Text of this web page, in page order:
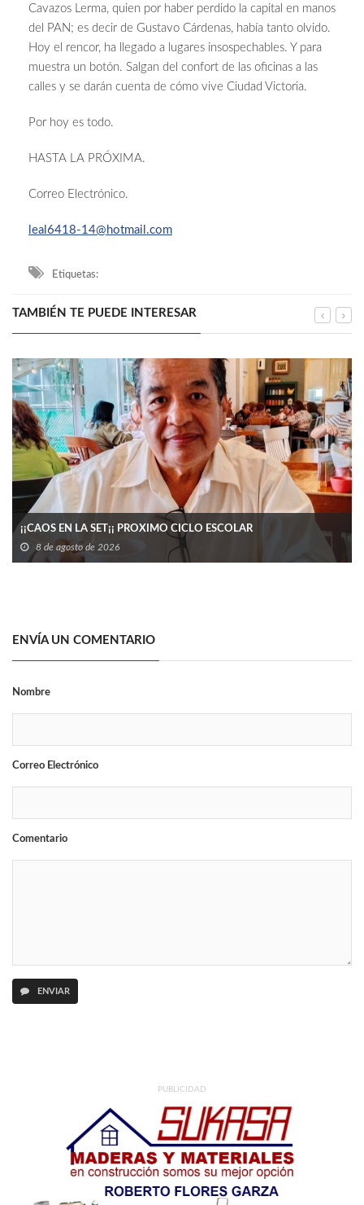
Cavazos Lerma, quien por haber perdido la capital en manos
del PAN; es decir de Gustavo Cárdenas, había tanto olvido.
Hoy el rencor, ha llegado a lugares insospechables. Y para
muestra un botón. Salgan del confort de las oficinas a las
calles y se darán cuenta de cómo vive Ciudad Victoria.
Por hoy es todo.
HASTA LA PRÓXIMA.
Correo Electrónico.
leal6418-14@hotmail.com
Etiquetas:
TAMBIÉN TE PUEDE INTERESAR
¡¡CAOS EN LA SET¡¡ PROXIMO CICLO ESCOLAR
8 de agosto de 2026
ENVÍA UN COMENTARIO
Nombre
Correo Electrónico
Comentario
ENVIAR
PUBLICIDAD